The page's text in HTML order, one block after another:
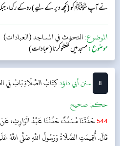
نے آپ ﷺ کو (کچھ دیر کے لیے) روکے رکھا،
الموضوع:التحدث في المساجد (العبادات)
موضوع:مسجد میں گفتگوکرنا (عبادات)
8 ‌سنن أبي داؤدكِتَابُ الصَّلَاةِبَابُ فِي
حکم:صحیح
544حَدَّثَنَا مُسَدَّدٌ، حَدَّثَنَا عَبْدُ الْوَارِثِ،
قَالَ: أُقِيمَتِ الصَّلَاةُ وَرَسُولُ اللَّهِ صَلَّى اللَّهُ